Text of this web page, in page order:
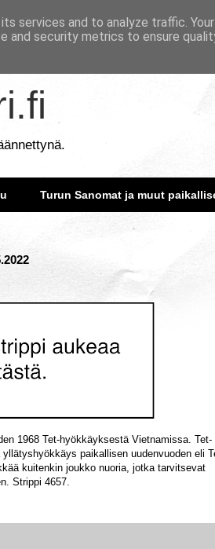
Turun Sanomat ja muut
1968 Tet-hyökkäyksestä Vietnamissa. Tet-
paikallisen uudenvuoden eli
kuitenkin joukko nuoria, jotka tarvitsevat
Strippi 4657.
services and to analyze traffic.
and security metrics to ensure